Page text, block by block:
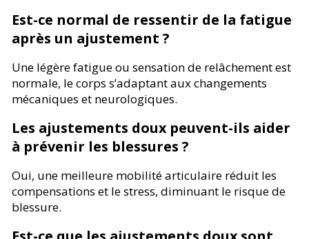
Est-ce normal de ressentir de la fatigue
après un ajustement ?
Une légère fatigue ou sensation de relâchement est
normale, le corps s’adaptant aux changements
mécaniques et neurologiques.
Les ajustements doux peuvent-ils aider
à prévenir les blessures ?
Oui, une meilleure mobilité articulaire réduit les
compensations et le stress, diminuant le risque de
blessure.